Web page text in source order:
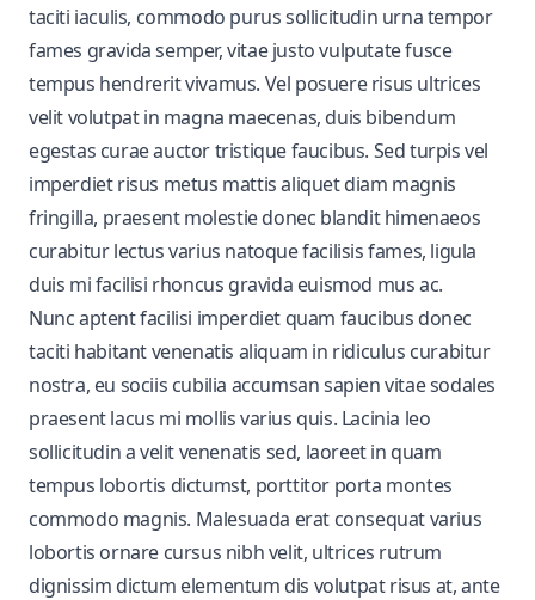
taciti iaculis, commodo purus sollicitudin urna tempor
fames gravida semper, vitae justo vulputate fusce
tempus hendrerit vivamus. Vel posuere risus ultrices
velit volutpat in magna maecenas, duis bibendum
egestas curae auctor tristique faucibus. Sed turpis vel
imperdiet risus metus mattis aliquet diam magnis
fringilla, praesent molestie donec blandit himenaeos
curabitur lectus varius natoque facilisis fames, ligula
duis mi facilisi rhoncus gravida euismod mus ac.
Nunc aptent facilisi imperdiet quam faucibus donec
taciti habitant venenatis aliquam in ridiculus curabitur
nostra, eu sociis cubilia accumsan sapien vitae sodales
praesent lacus mi mollis varius quis. Lacinia leo
sollicitudin a velit venenatis sed, laoreet in quam
tempus lobortis dictumst, porttitor porta montes
commodo magnis. Malesuada erat consequat varius
lobortis ornare cursus nibh velit, ultrices rutrum
dignissim dictum elementum dis volutpat risus at, ante